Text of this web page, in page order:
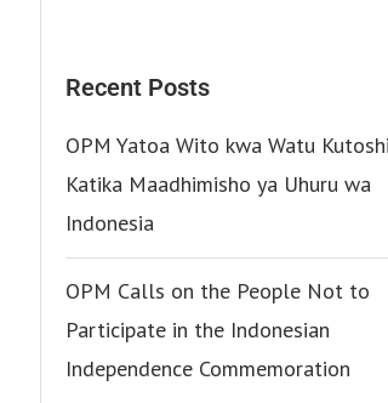
Recent Posts
OPM Yatoa Wito kwa Watu
Katika Maadhimisho ya Uhuru wa
Indonesia
OPM Calls on the People Not to
Participate in the Indonesian
Independence Commemoration